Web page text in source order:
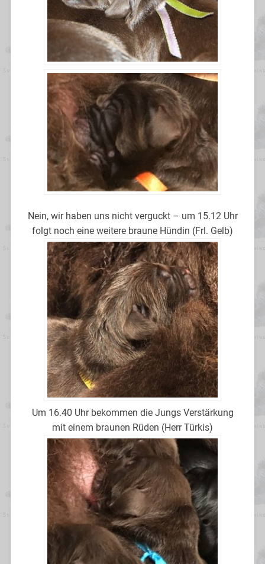
Nein, wir haben uns nicht verguckt – um 15.12 Uhr
folgt noch eine weitere braune Hündin (Frl. Gelb)
Um 16.40 Uhr bekommen die Jungs Verstärkung
mit einem braunen Rüden (Herr Türkis)